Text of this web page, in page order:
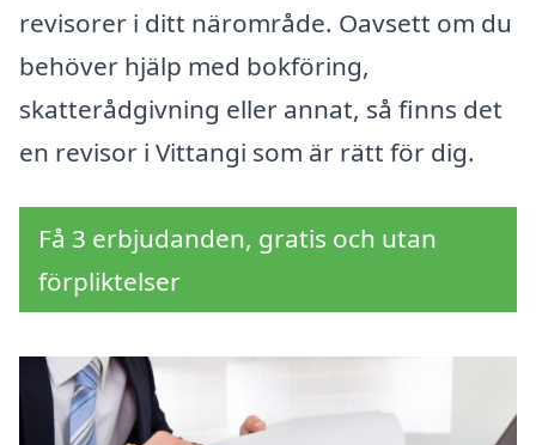
revisorer i ditt närområde. Oavsett om du
behöver hjälp med bokföring,
skatterådgivning eller annat, så finns det
en revisor i Vittangi som är rätt för dig.
Få 3 erbjudanden, gratis och utan
förpliktelser